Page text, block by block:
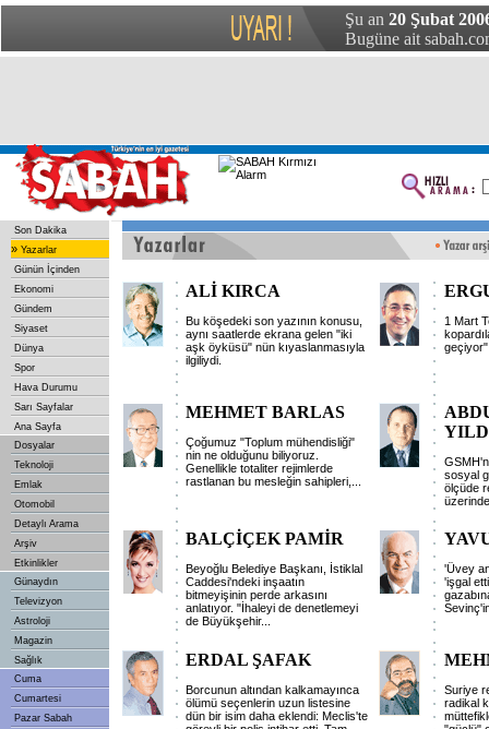
Şu an 20 Şubat
Bugüne ait
Son Dakika
» Yazarlar
Günün İçinden
Ekonomi
Gündem
Siyaset
Dünya
Spor
Hava Durumu
Sarı Sayfalar
Ana Sayfa
Dosyalar
Teknoloji
Emlak
Otomobil
Detaylı Arama
Arşiv
Etkinlikler
Günaydın
Televizyon
Astroloji
Magazin
Sağlık
Cuma
Cumartesi
Pazar Sabah
ALİ KIRCA
Bu köşedeki son yazının konusu,
aynı saatlerde ekrana gelen "iki
aşk öyküsü" nün kıyaslanmasıyla
ilgiliydi.
1 Mart
MEHMET BARLAS
Çoğumuz "Toplum mühendisliği"
nin ne olduğunu biliyoruz.
Genellikle totaliter rejimlerde
rastlanan bu mesleğin sahipleri,...
sosyal
ölçüde
BALÇİÇEK PAMİR
Beyoğlu Belediye Başkanı, İstiklal
Caddesi'ndeki inşaatın
bitmeyişinin perde arkasını
anlatıyor. "İhaleyi de denetlemeyi
de Büyükşehir...
'Üvey
'işgal
ERDAL ŞAFAK
Borcunun altından kalkamayınca
ölümü seçenlerin uzun listesine
dün bir isim daha eklendi: Meclis'te
Suriye
radikal